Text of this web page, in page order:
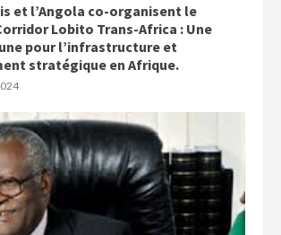
et l’Angola co-organisent le
Lobito Trans-Africa : Une
pour l’infrastructure et
stratégique en Afrique.